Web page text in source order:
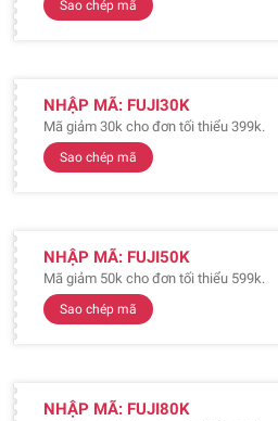
Sao chép mã
NHẬP MÃ: FUJI30K
Mã giảm 30k cho đơn tối thiểu 399k.
Sao chép mã
NHẬP MÃ: FUJI50K
Mã giảm 50k cho đơn tối thiểu 599k.
Sao chép mã
NHẬP MÃ: FUJI80K